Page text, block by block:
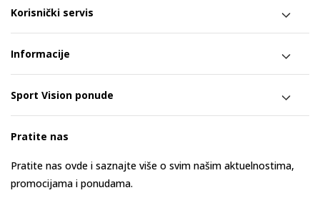
Korisnički servis
Informacije
Sport Vision ponude
Pratite nas
Pratite nas ovde i saznajte više o svim našim aktuelnostima,
promocijama i ponudama.